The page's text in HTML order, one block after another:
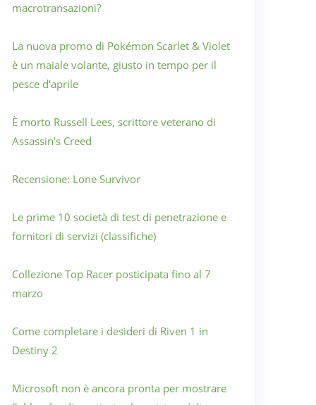
macrotransazioni?
La nuova promo di Pokémon Scarlet & Violet
è un maiale volante, giusto in tempo per il
pesce d'aprile
È morto Russell Lees, scrittore veterano di
Assassin's Creed
Recensione: Lone Survivor
Le prime 10 società di test di penetrazione e
fornitori di servizi (classifiche)
Collezione Top Racer posticipata fino al 7
marzo
Come completare i desideri di Riven 1 in
Destiny 2
Microsoft non è ancora pronta per mostrare